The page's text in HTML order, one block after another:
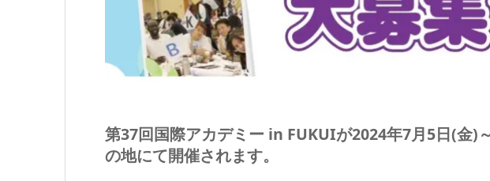
第37回国際アカデミー in FUKUIが2024年7月5日(金)
の地にて開催されます。